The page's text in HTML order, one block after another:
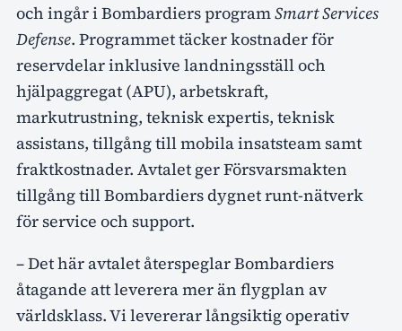
och ingår i Bombardiers programSmart Services
Defense. Programmet täcker kostnader för
reservdelar inklusive landningsställ och
hjälpaggregat (APU), arbetskraft,
markutrustning, teknisk expertis, teknisk
assistans, tillgång till mobila insatsteam samt
fraktkostnader. Avtalet ger Försvarsmakten
tillgång till Bombardiers dygnet runt-nätverk
för service och support.
– Det här avtalet återspeglar Bombardiers
åtagande att leverera mer än flygplan av
världsklass. Vi levererar långsiktig operativ